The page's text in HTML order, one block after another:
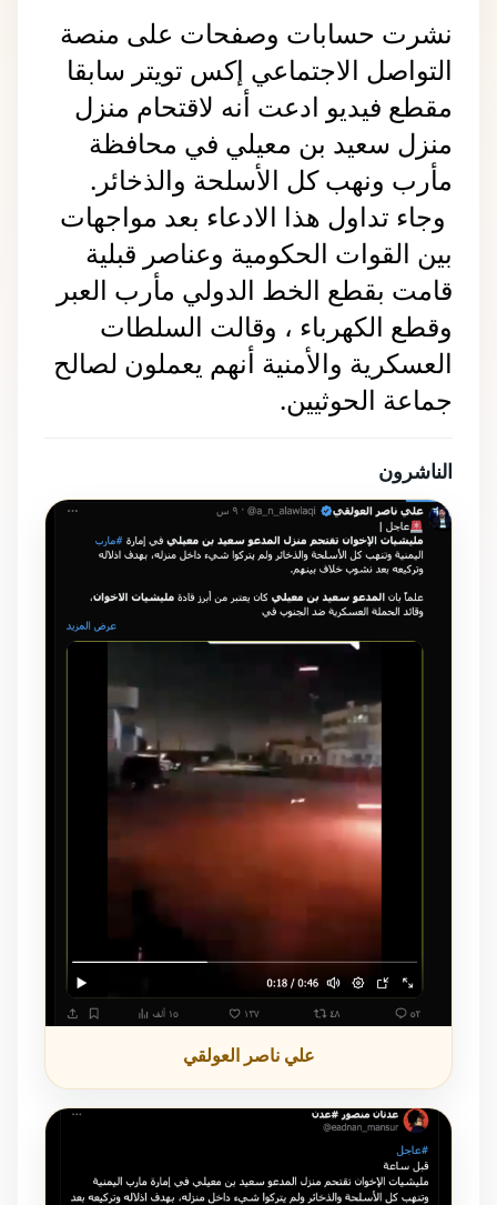
مأرب ونهب كل الأسلحة والذخائر.
وجاء تداول هذا الادعاء بعد مواجهات
بين القوات الحكومية وعناصر قبلية
قامت بقطع الخط الدولي مأرب العبر
وقطع الكهرباء ، وقالت السلطات
العسكرية والأمنية أنهم يعملون لصالح
جماعة الحوثيين.
الناشرون
علي ناصر العولقي